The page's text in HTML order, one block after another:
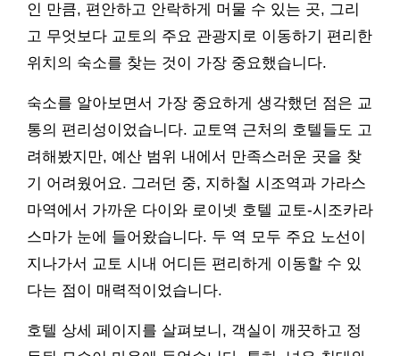
인 만큼, 편안하고 안락하게 머물 수 있는 곳, 그리
고 무엇보다 교토의 주요 관광지로 이동하기 편리한
위치의 숙소를 찾는 것이 가장 중요했습니다.
숙소를 알아보면서 가장 중요하게 생각했던 점은 교
통의 편리성이었습니다. 교토역 근처의 호텔들도 고
려해봤지만, 예산 범위 내에서 만족스러운 곳을 찾
기 어려웠어요. 그러던 중, 지하철 시조역과 가라스
마역에서 가까운 다이와 로이넷 호텔 교토-시조카라
스마가 눈에 들어왔습니다. 두 역 모두 주요 노선이
지나가서 교토 시내 어디든 편리하게 이동할 수 있
다는 점이 매력적이었습니다.
호텔 상세 페이지를 살펴보니, 객실이 깨끗하고 정